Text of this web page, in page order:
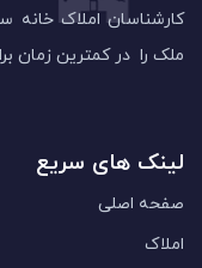
کارشناسان املاک خانه
ملک را در کمترین زمان
لینک های سریع
صفحه اصلی
املاک